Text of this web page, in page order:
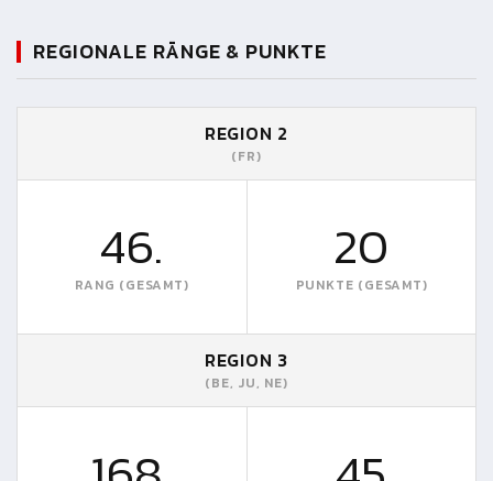
REGIONALE RÄNGE & PUNKTE
REGION 2
(FR)
46.
RANG (GESAMT)
20
PUNKTE (GESAMT)
REGION 3
(BE, JU, NE)